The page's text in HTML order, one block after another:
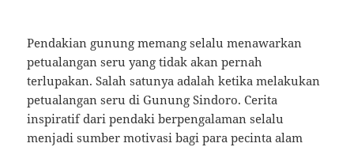
Pendakian gunung memang selalu menawarkan
petualangan seru yang tidak akan pernah
terlupakan. Salah satunya adalah ketika melakukan
petualangan seru di Gunung Sindoro. Cerita
inspiratif dari pendaki berpengalaman selalu
menjadi sumber motivasi bagi para pecinta alam